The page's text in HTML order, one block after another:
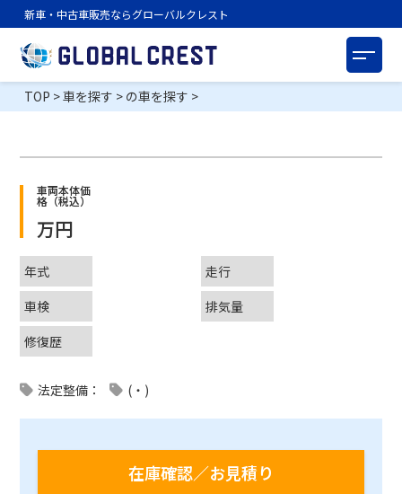
新車・中古車販売ならグローバルクレスト
TOP >車を探す > の車を探す >
車両本体価
格（税込）
万円
年式
走行
車検
排気量
修復歴
法定整備： (・)
在庫確認／お見積り